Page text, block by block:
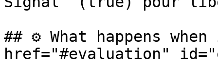
## ⚙️ What happens
href="#evaluation"